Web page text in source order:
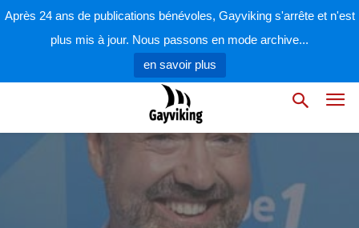
Après 24 ans de publications bénévoles, Gayviking s'arrête et n'est
plus mis à jour. Nous passons en mode archive...
en savoir plus